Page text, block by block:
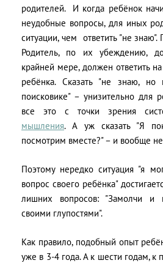
родителей.
И когда ребёнок
неудобные вопросы, для иных
ситуации, чем ответить "не
Родитель, по их убеждению,
крайней мере, должен ответить
ребёнка. Сказать "не знаю,
поисковике" – унизительно для
все это с точки зрения
мышления. А уж сказать "Я
посмотрим вместе?" – и вообще
Поэтому нередко ситуация "я
вопрос своего ребёнка"
лишних вопросов: "Замолчи
своими глупостями".
Как правило, подобный опыт
уже в 3-4 года. А к шести годам, к